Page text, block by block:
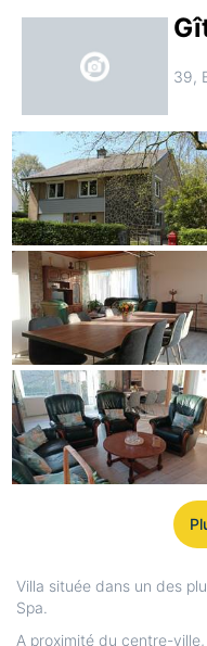
39,
Villa située dans un des
Spa.
A proximité du centre-